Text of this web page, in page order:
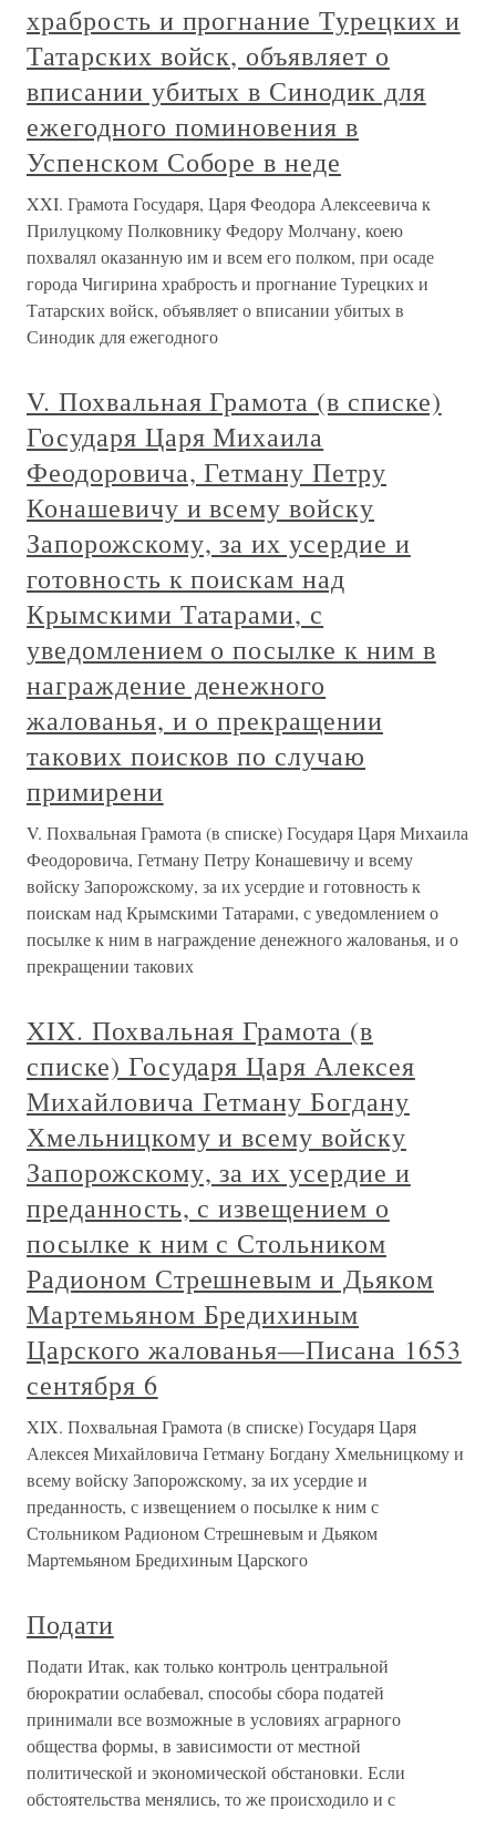
храбрость и прогнание Турецких и
Татарских войск, объявляет о
вписании убитых в Синодик для
ежегодного поминовения в
Успенском Соборе в неде
XXI. Грамота Государя, Царя Феодора Алексеевича к
Прилуцкому Полковнику Федору Молчану, коею
похвалял оказанную им и всем его полком, при осаде
города Чигирина храбрость и прогнание Турецких и
Татарских войск, объявляет о вписании убитых в
Синодик для ежегодного
V. Похвальная Грамота (в списке)
Государя Царя Михаила
Феодоровича, Гетману Петру
Конашевичу и всему войску
Запорожскому, за их усердие и
готовность к поискам над
Крымскими Татарами, с
уведомлением о посылке к ним в
награждение денежного
жалованья, и о прекращении
такових поисков по случаю
примирени
V. Похвальная Грамота (в списке) Государя Царя Михаила
Феодоровича, Гетману Петру Конашевичу и всему
войску Запорожскому, за их усердие и готовность к
поискам над Крымскими Татарами, с уведомлением о
посылке к ним в награждение денежного жалованья, и о
прекращении такових
XIX. Похвальная Грамота (в
списке) Государя Царя Алексея
Михайловича Гетману Богдану
Хмельницкому и всему войску
Запорожскому, за их усердие и
преданность, с извещением о
посылке к ним с Стольником
Радионом Стрешневым и Дьяком
Мартемьяном Бредихиным
Царского жалованья—Писана 1653
сентября 6
XIX. Похвальная Грамота (в списке) Государя Царя
Алексея Михайловича Гетману Богдану Хмельницкому и
всему войску Запорожскому, за их усердие и
преданность, с извещением о посылке к ним с
Стольником Радионом Стрешневым и Дьяком
Мартемьяном Бредихиным Царского
Подати
Подати Итак, как только контроль центральной
бюрократии ослабевал, способы сбора податей
принимали все возможные в условиях аграрного
общества формы, в зависимости от местной
политической и экономической обстановки. Если
обстоятельства менялись, то же происходило и с